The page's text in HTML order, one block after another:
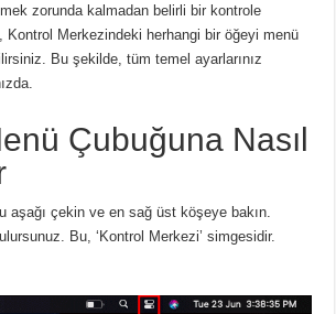
zorunda kalmadan belirli bir kontrole
Kontrol Merkezindeki herhangi bir öğeyi menü
Bu şekilde, tüm temel ayarlarınız
Çubuğuna Nasıl
aşağı çekin ve en sağ üst köşeye bakın.
Bu, ‘Kontrol Merkezi’ simgesidir.